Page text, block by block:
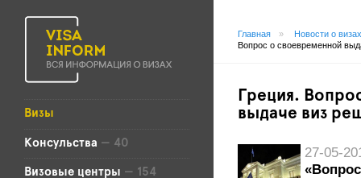
Визы
Консульства — 40
Визовые центры — 154
Главная »
Новости о визах
Вопрос о своевременной
Греция.
выдаче виз
27-05-